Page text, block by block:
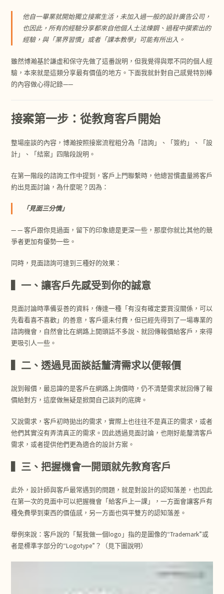
他自一畢業就開始獨立接案生活，未加入過一般的設計廣告公司，
也因此，所有的經驗分享都來自他個人土法煉鋼、過程中摸索出的
經驗，與「業界習慣」或者「課本教學」可能有所出入。
雖然博瀚基於謙虛和保守先做了這番說明，但我覺得與眾不同的個人經
驗，本來就是這類分享最有價值的地方。下面我就針對自己感覺特別棒
的內容做心得記錄——
接案第一步：從教育客戶開始
整場座談的內容，博瀚按照接案流程粗分為「諮詢」、「簽約」、「設
計」、「結案」四階段說明。
在第一階段的諮詢工作中提到，客戶上門聯繫時，他總習慣盡量將客戶
約出見面討論，為什麼呢？因為：
「見面三分情」
— — 客戶跟你見過面，留下的印象總是更深一些，那麼你就比其他的競
爭者更加有優勢一些。
同時，見面諮詢可達到三種好的效果：
▍一、讓客戶先感受到你的誠意
見面討論時準備妥善的資料，傳達一種「有沒有確定要買沒關係，可以
先看看喜不喜歡」的善意，客戶還未付費，但已經先得到了一場專業的
諮詢機會，自然會比在網路上開頭話不多說、就回傳報價給客戶，來得
更吸引人一些。
▍二、透過見面談話釐清需求以便報價
說到報價，最忌諱的是客戶在網路上詢價時，仍不清楚需求就回傳了報
價給對方，這麼做無疑是掀開自己談判的底牌。
又說需求，客戶初時拋出的需求，實際上也往往不是真正的需求，或者
他們其實沒有弄清真正的需求。因此透過見面討論，也剛好能釐清客戶
需求，或者提供他們更為適合的設計方案。
▍三、把握機會一開頭就先教育客戶
此外，設計師與客戶最常遇到的問題，就是對設計的認知落差，也因此
在第一次的見面中可以把握機會「給客戶上一課」，一方面會讓客戶有
種免費學到東西的價值感，另一方面也弭平雙方的認知落差。
舉例來說：客戶說的「幫我做一個logo」指的是圖像的“Trademark”或
者是標準字部分的“Logotype”？（見下圖說明）